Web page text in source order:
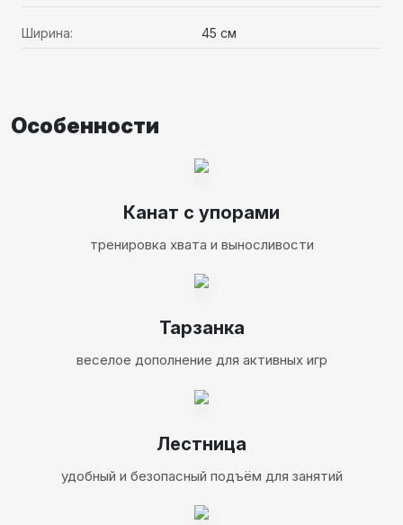
Ширина: 45 см
Особенности
Канат с упорами
тренировка хвата и выносливости
Тарзанка
веселое дополнение для активных игр
Лестница
удобный и безопасный подъём для занятий